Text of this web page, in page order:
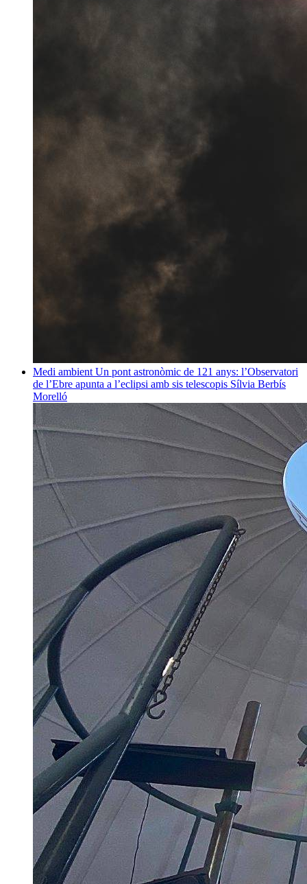
Medi ambient Un pont astronòmic de 121 anys: l’Observatori
de l’Ebre apunta a l’eclipsi amb sis telescopis Sílvia Berbís
Morelló